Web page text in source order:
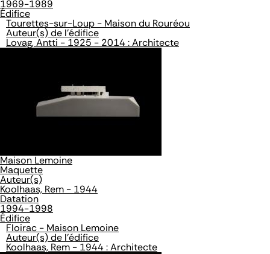
1969-1989
Édifice
Tourettes-sur-Loup - Maison du Rouréou
Auteur(s) de l'édifice
Lovag, Antti - 1925 - 2014 : Architecte
Maison Lemoine
Maquette
Auteur(s)
Koolhaas, Rem - 1944
Datation
1994-1998
Édifice
Floirac - Maison Lemoine
Auteur(s) de l'édifice
Koolhaas, Rem - 1944 : Architecte